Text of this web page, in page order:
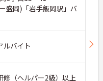
盛岡)「岩手飯岡駅」バ
ルバイト
（ヘルパー2級）以上